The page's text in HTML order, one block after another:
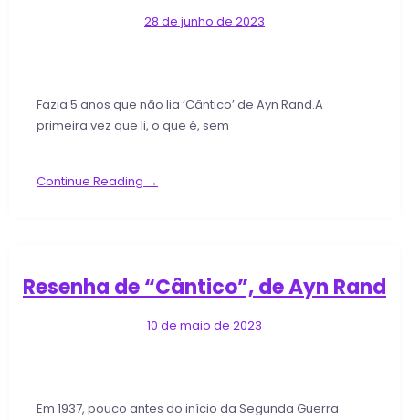
28 de junho de 2023
Fazia 5 anos que não lia ‘Cântico’ de Ayn Rand.A
primeira vez que li, o que é, sem
Continue Reading →
Resenha de “Cântico”, de Ayn Rand
10 de maio de 2023
Em 1937, pouco antes do início da Segunda Guerra